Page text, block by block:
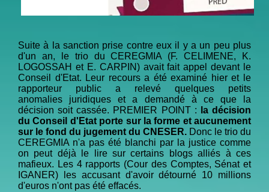
Suite à la sanction prise contre eux il y a un peu plus
d'un an, le trio du CEREGMIA (F. CELIMENE, K.
LOGOSSAH et E. CARPIN) avait fait appel devant le
Conseil d'Etat. Leur recours a été examiné hier et le
rapporteur public a relevé quelques petits
anomalies juridiques et a demandé à ce que la
décision soit cassée. PREMIER POINT :
la décision
du Conseil d'Etat porte sur la forme et aucunement
sur le fond du jugement du CNESER. Donc le trio du
CEREGMIA n'a pas été blanchi par la justice comme
on peut déjà le lire sur certains blogs alliés à ces
mafieux. Les 4 rapports (Cour des Comptes, Sénat et
IGANER) les accusant d'avoir détourné 10 millions
d'euros n'ont pas été effacés.